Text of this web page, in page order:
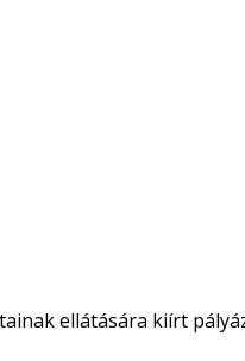
ellátására kiírt